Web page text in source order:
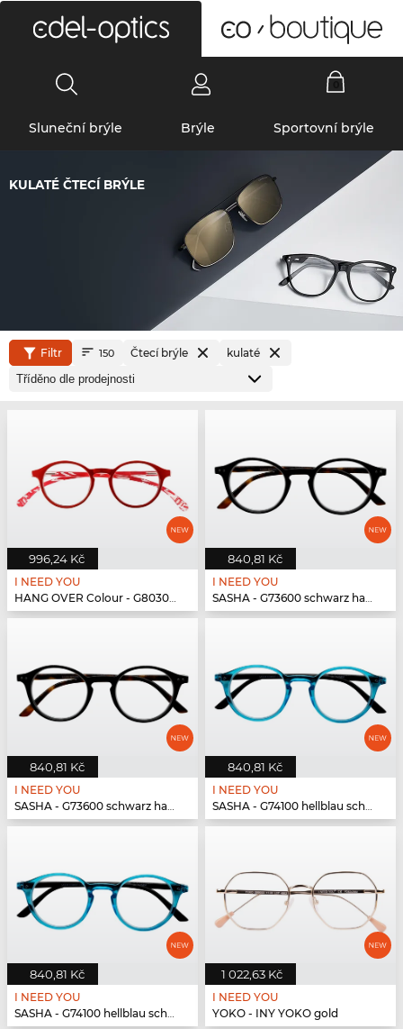
Sluneční brýle Brýle Sportovní brýle
KULATÉ ČTECÍ BRÝLE
Filtr 150 Čtecí brýle kulaté
996,24 Kč
I NEED YOU
HANG OVER Colour - G80300 rot
840,81 Kč
I NEED YOU
SASHA - G73600 schwarz havanna
840,81 Kč
I NEED YOU
SASHA - G73600 schwarz havanna
840,81 Kč
I NEED YOU
SASHA - G74100 hellblau schwarz
840,81 Kč
I NEED YOU
SASHA - G74100 hellblau schwarz
1 022,63 Kč
I NEED YOU
YOKO - INY YOKO gold